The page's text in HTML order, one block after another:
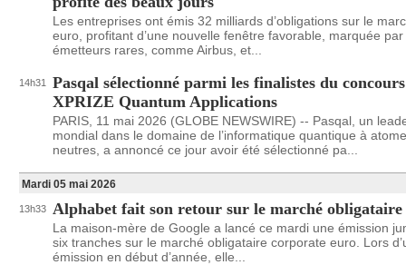
Les entreprises ont émis 32 milliards d’obligations sur le
euro, profitant d’une nouvelle fenêtre favorable, marquée
émetteurs rares, comme Airbus, et...
14h31
Pasqal sélectionné parmi les finalistes du concours
XPRIZE Quantum Applications
PARIS, 11 mai 2026 (GLOBE NEWSWIRE) -- Pasqal, un
mondial dans le domaine de l’informatique quantique à
neutres, a annoncé ce jour avoir été sélectionné pa...
Mardi 05 mai 2026
13h33 Alphabet fait son retour sur le marché obligataire
La maison-mère de Google a lancé ce mardi une émission
six tranches sur le marché obligataire corporate euro. Lors
émission en début d’année, elle...